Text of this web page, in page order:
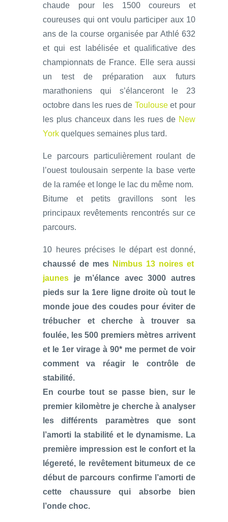
chaude pour les 1500 coureurs et
coureuses qui ont voulu participer aux 10
ans de la course organisée par Athlé 632
et qui est labélisée et qualificative des
championnats de France. Elle sera aussi
un test de préparation aux futurs
marathoniens qui s’élanceront le 23
octobre dans les rues de Toulouseet pour
les plus chanceux dans les rues de New
York quelques semaines plus tard.
Le parcours particulièrement roulant de
l’ouest toulousain serpente la base verte
de la ramée et longe le lac du même nom.
Bitume et petits gravillons sont les
principaux revêtements rencontrés sur ce
parcours.
10 heures précises le départ est donné,
chaussé de mes Nimbus 13 noires et
jaunes je m’élance avec 3000 autres
pieds sur la 1ere ligne droite où tout le
monde joue des coudes pour éviter de
trébucher et cherche à trouver sa
foulée, les 500 premiers mètres arrivent
et le 1er virage à 90* me permet de voir
comment va réagir le contrôle de
stabilité.
En courbe tout se passe bien, sur le
premier kilomètre je cherche à analyser
les différents paramètres que sont
l’amorti la stabilité et le dynamisme. La
première impression est le confort et la
légereté, le revêtement bitumeux de ce
début de parcours confirme l’amorti de
cette chaussure qui absorbe bien
l’onde choc.